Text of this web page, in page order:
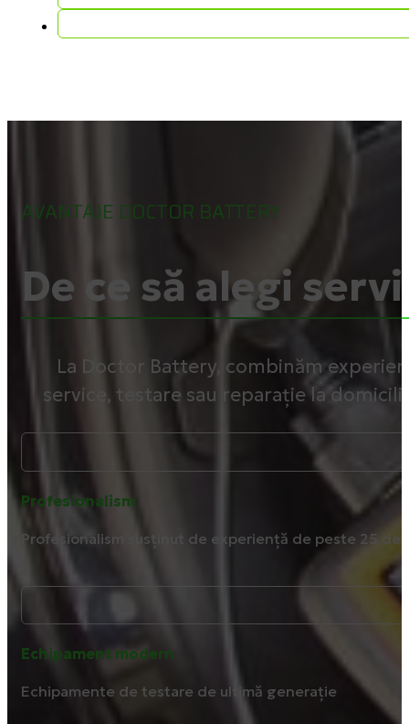
AVANTAJE DOCTOR BATTERY
De ce să alegi
La Doctor Battery, combinăm
service, testare sau reparație la
Profesionalism
Profesionalism susținut de experiență de peste 25 de
Echipament modern
Echipamente de testare de ultimă generație